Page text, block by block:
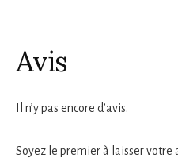
Avis
Il n’y pas encore d’avis.
Soyez le premier à laisser votre